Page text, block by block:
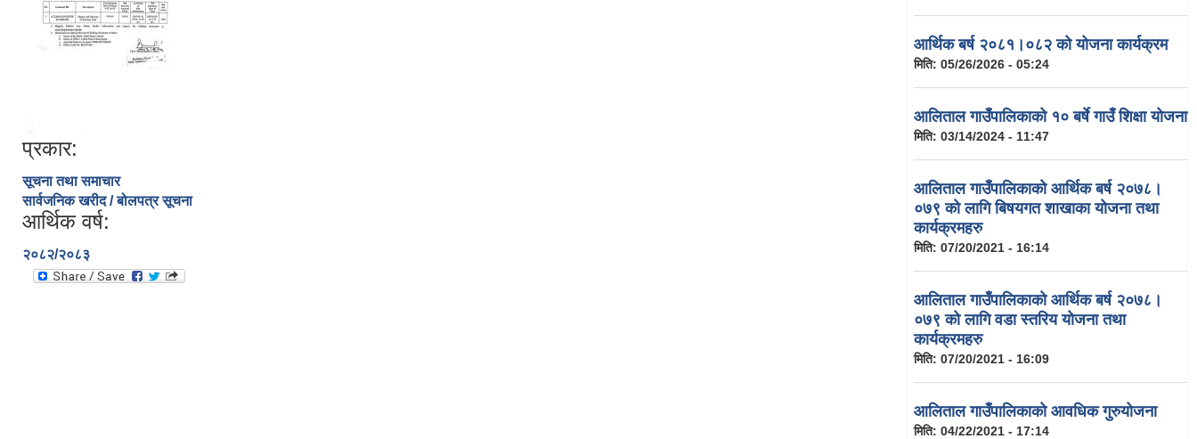
प्रकार:
सूचना तथा समाचार
सार्वजनिक खरीद / बोलपत्र सूचना
आर्थिक वर्ष:
२०८२/२०८३
आर्थिक बर्ष २०८१।०८२ को योजना कार्यक्रम
मिति: 05/26/2026 - 05:24
आलिताल गाउँपालिकाको १० बर्षे गाउँ शिक्षा योजना
मिति: 03/14/2024 - 11:47
आलिताल गाउँपालिकाको आर्थिक बर्ष २०७८।
०७९ को लागि बिषयगत शाखाका योजना तथा
कार्यक्रमहरु
मिति: 07/20/2021 - 16:14
आलिताल गाउँपालिकाको आर्थिक बर्ष २०७८।
०७९ को लागि वडा स्तरिय योजना तथा
कार्यक्रमहरु
मिति: 07/20/2021 - 16:09
आलिताल गाउँपालिकाको आवधिक गुरुयोजना
मिति: 04/22/2021 - 17:14